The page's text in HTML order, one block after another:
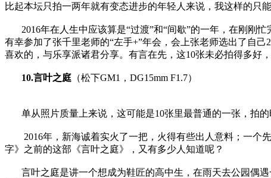
比起本坛只拍一两年就有变态进步的年轻人来说，我这样的只能
2016年在人生中应该算是“过渡”和“间歇”的一年，在刚刚
有幸参加了张千里老师的“左手+”年会，会上张老师选出了自
喜欢的，与乐享派诸君分享。有言在先，这10张未必拍得多好
10.言叶之庭 （松下GM1，DG15mm F1.7）
单从照片质量上来说，这可能是10张里最普通的一张，拍
2016年，新海诚着实火了一把，火得有些出人意料；一个先
字》之前的这部《言叶之庭》，又有多少人知道呢？
言叶之庭是讲一个想成为鞋匠的高中生，在雨天去公园偶